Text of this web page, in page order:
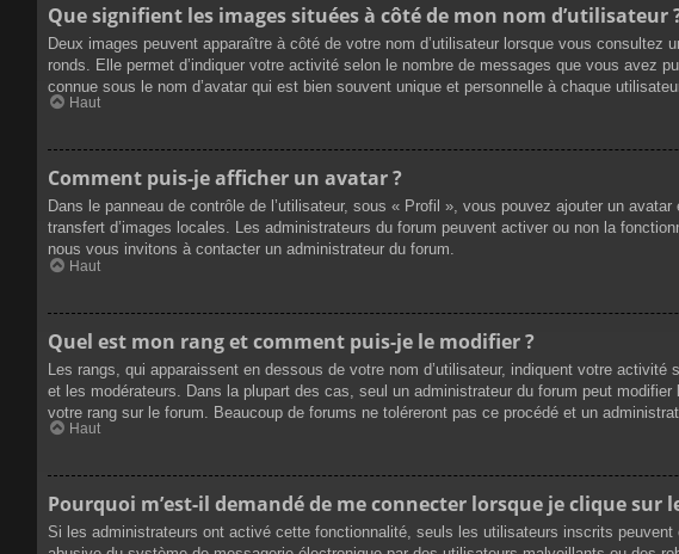
Que signifient les images situées à côté de mon nom d’utilisateur
Deux images peuvent apparaître à côté de votre nom d’utilisateur lorsque vous
ronds. Elle permet d’indiquer votre activité selon le nombre de messages que vous avez
connue sous le nom d’avatar qui est bien souvent unique et personnelle à chaque
Haut
Comment puis-je afficher un avatar ?
Dans le panneau de contrôle de l’utilisateur, sous « Profil », vous pouvez ajouter un
transfert d’images locales. Les administrateurs du forum peuvent activer ou non la
nous vous invitons à contacter un administrateur du forum.
Haut
Quel est mon rang et comment puis-je le modifier ?
Les rangs, qui apparaissent en dessous de votre nom d’utilisateur, indiquent votre
et les modérateurs. Dans la plupart des cas, seul un administrateur du forum peut
votre rang sur le forum. Beaucoup de forums ne toléreront pas ce procédé et un
Haut
Pourquoi m’est-il demandé de me connecter lorsque je clique
Si les administrateurs ont activé cette fonctionnalité, seuls les utilisateurs inscrits